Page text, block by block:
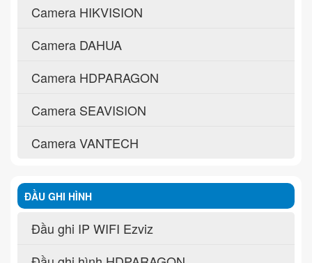
Camera HIKVISION
Camera DAHUA
Camera HDPARAGON
Camera SEAVISION
Camera VANTECH
ĐẦU GHI HÌNH
Đầu ghi IP WIFI Ezviz